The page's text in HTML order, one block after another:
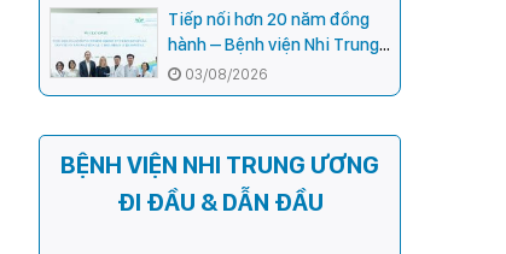
hàng đầu của Bệnh Viện Nhi
Trung ương
Tiếp nối hơn 20 năm đồng
hành – Bệnh viện Nhi Trung
ương và Tổ chức Orbis (Hoa
Kỳ) tăng cường hợp tác, mở
03/08/2026
BỆNH VIỆN NHI TRUNG ƯƠNG
ĐI ĐẦU & DẪN ĐẦU